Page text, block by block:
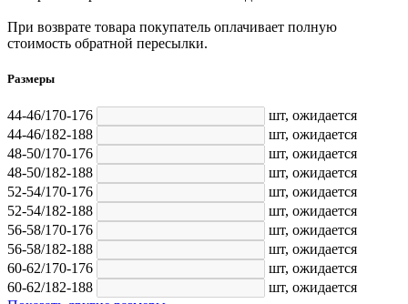
При возврате товара покупатель оплачивает полную
стоимость обратной пересылки.
Размеры
44-46/170-176 шт, ожидается
44-46/182-188
шт, ожидается
48-50/170-176
шт, ожидается
48-50/182-188
шт, ожидается
52-54/170-176
шт, ожидается
52-54/182-188
шт, ожидается
56-58/170-176
шт, ожидается
56-58/182-188
шт, ожидается
60-62/170-176
шт, ожидается
60-62/182-188
шт, ожидается